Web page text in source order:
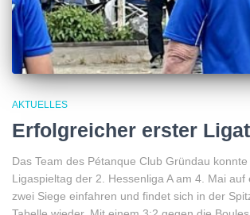
AKTUELLES
Erfolgreicher erster
Das Team des Pétanque Club Gründau
Ligaspieltag der 2. Hessenliga A am 4. Mai auf
zwei Siege einfahren und findet sich in der